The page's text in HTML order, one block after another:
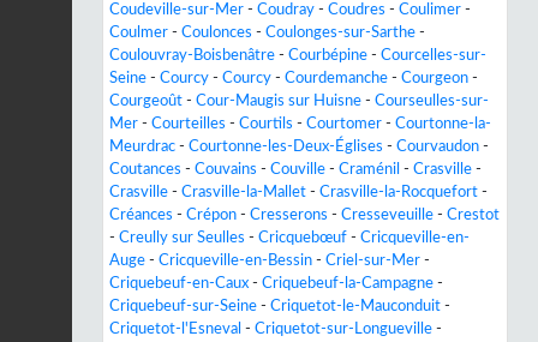
Coudeville-sur-Mer - Coudray - Coudres - Coulimer -
Coulmer - Coulonces - Coulonges-sur-Sarthe -
Coulouvray-Boisbenâtre - Courbépine - Courcelles-sur-
Seine - Courcy - Courcy - Courdemanche - Courgeon -
Courgeoût - Cour-Maugis sur Huisne - Courseulles-sur-
Mer - Courteilles - Courtils - Courtomer - Courtonne-la-
Meurdrac - Courtonne-les-Deux-Églises - Courvaudon -
Coutances - Couvains - Couville - Craménil - Crasville -
Crasville - Crasville-la-Mallet - Crasville-la-Rocquefort -
Créances - Crépon - Cresserons - Cresseveuille - Crestot
- Creully sur Seulles - Cricquebœuf - Cricqueville-en-
Auge - Cricqueville-en-Bessin - Criel-sur-Mer -
Criquebeuf-en-Caux - Criquebeuf-la-Campagne -
Criquebeuf-sur-Seine - Criquetot-le-Mauconduit -
Criquetot-l'Esneval - Criquetot-sur-Longueville -